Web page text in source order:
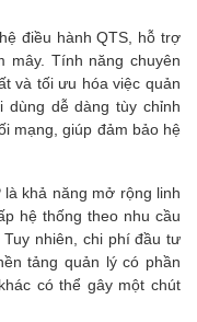
điều hành QTS, hỗ trợ
mây. Tính năng chuyên
và tối ưu hóa việc quản
dùng dễ dàng tùy chỉnh
mạng, giúp đảm bảo hệ
khả năng mở rộng linh
hệ thống theo nhu cầu
nhiên, chi phí đầu tư
tảng quản lý có phần
có thể gây một chút